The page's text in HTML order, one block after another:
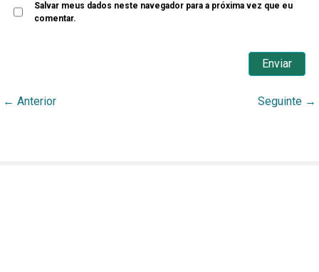
Salvar meus dados neste navegador para a próxima vez que eu
comentar.
← Anterior Seguinte →